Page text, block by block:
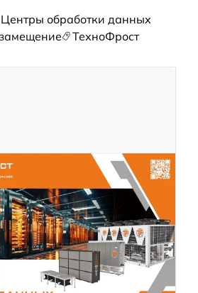
Центры обработки данных
ТехноФрост